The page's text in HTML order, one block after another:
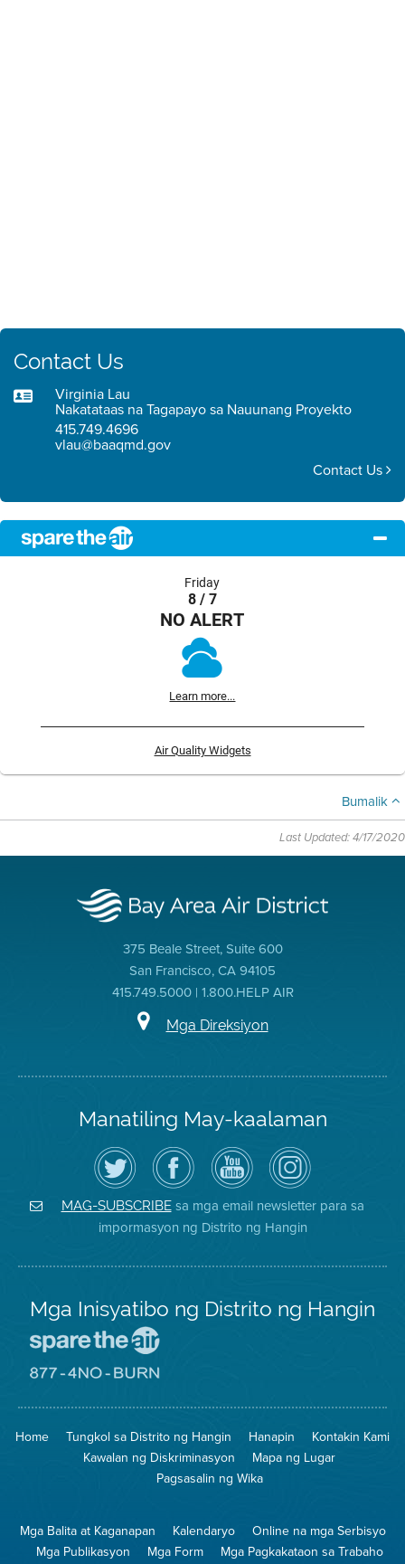
Contact Us
Virginia Lau
Nakatataas na Tagapayo sa Nauunang Proyekto
415.749.4696
vlau@baaqmd.gov
Contact Us
Friday
8 / 7
NO ALERT
Learn more...
Air Quality Widgets
Bumalik
Last Updated: 4/17/2020
375 Beale Street, Suite 600
San Francisco, CA 94105
415.749.5000 | 1.800.HELP AIR
Mga Direksiyon
Manatiling May-kaalaman
I-
follow
ang
Air
District
sa
Twitter
Bisitahin
ang
Page
sa
Facebook
ng
Distrito
Channel
sa
YouTube
ng
Air
District
Air
District
on
Instagram
MAG-SUBSCRIBEsa mga email newsletter para sa
impormasyon ng Distrito ng Hangin
Mga Inisyatibo ng Distrito ng Hangin
Iligtas
Hangin
8774
na
Pagsunog
Home Tungkol sa Distrito ng Hangin Hanapin
Kontakin Kami
Kawalan ng Diskriminasyon
Mapa ng Lugar
Pagsasalin ng Wika
Mga Balita at Kaganapan Kalendaryo
Online na mga Serbisyo
Mga Publikasyon
Mga Form
Mga Pagkakataon sa Trabaho